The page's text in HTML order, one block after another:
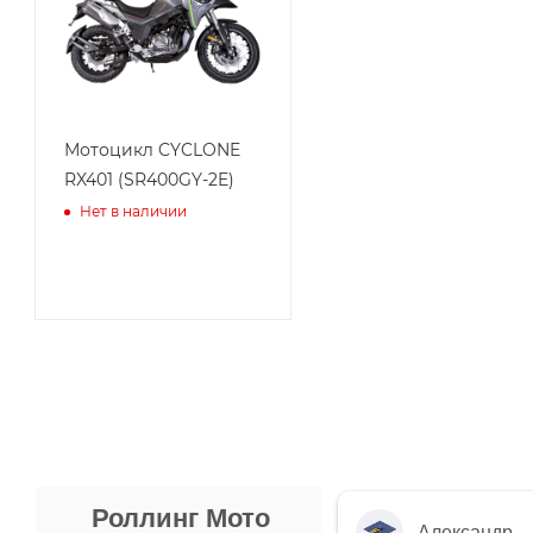
Мотоцикл CYCLONE
RX401 (SR400GY-2E)
Нет в наличии
Роллинг Мото